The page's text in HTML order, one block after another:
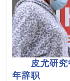
皮尤研
年辞职